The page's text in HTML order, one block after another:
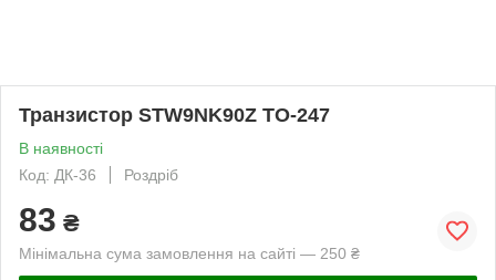
Транзистор STW9NK90Z TO-247
В наявності
Код: ДК-36
Роздріб
83 ₴
Мінімальна сума замовлення на сайті — 250 ₴